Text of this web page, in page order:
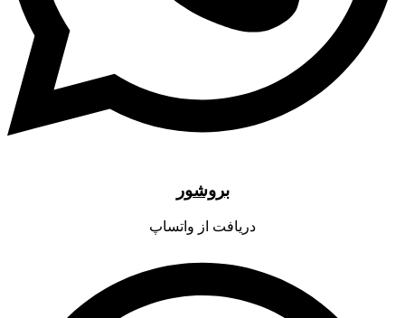
بروشور
دریافت از واتساپ